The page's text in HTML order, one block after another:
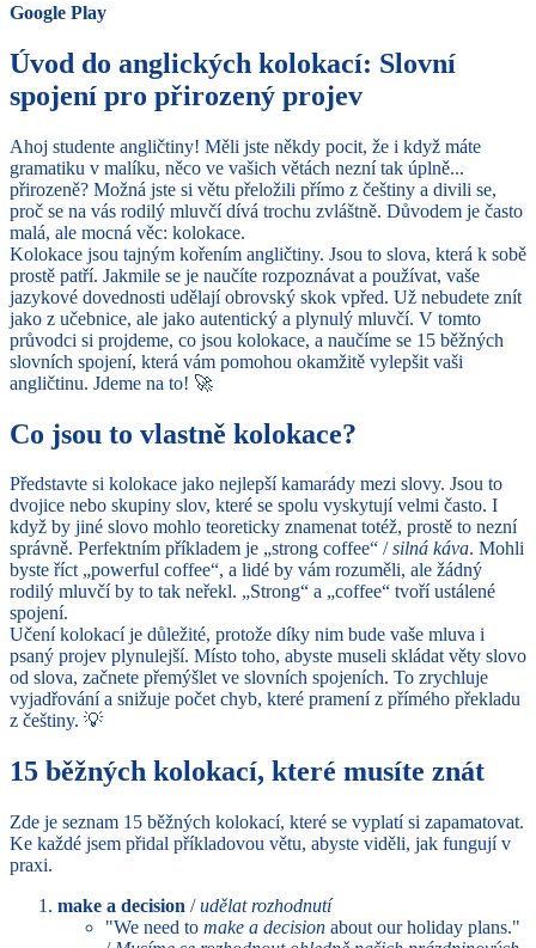
Google Play
Úvod do anglických kolokací: Slovní
spojení pro přirozený projev
Ahoj studente angličtiny! Měli jste někdy pocit, že i když máte
gramatiku v malíku, něco ve vašich větách nezní tak úplně...
přirozeně? Možná jste si větu přeložili přímo z češtiny a divili se,
proč se na vás rodilý mluvčí dívá trochu zvláštně. Důvodem je často
malá, ale mocná věc: kolokace.
Kolokace jsou tajným kořením angličtiny. Jsou to slova, která k sobě
prostě patří. Jakmile se je naučíte rozpoznávat a používat, vaše
jazykové dovednosti udělají obrovský skok vpřed. Už nebudete znít
jako z učebnice, ale jako autentický a plynulý mluvčí. V tomto
průvodci si projdeme, co jsou kolokace, a naučíme se 15 běžných
slovních spojení, která vám pomohou okamžitě vylepšit vaši
angličtinu. Jdeme na to! 🚀
Co jsou to vlastně kolokace?
Představte si kolokace jako nejlepší kamarády mezi slovy. Jsou to
dvojice nebo skupiny slov, které se spolu vyskytují velmi často. I
když by jiné slovo mohlo teoreticky znamenat totéž, prostě to nezní
správně. Perfektním příkladem je „strong coffee“ /silná káva. Mohli
byste říct „powerful coffee“, a lidé by vám rozuměli, ale žádný
rodilý mluvčí by to tak neřekl. „Strong“ a „coffee“ tvoří ustálené
spojení.
Učení kolokací je důležité, protože díky nim bude vaše mluva i
psaný projev plynulejší. Místo toho, abyste museli skládat věty slovo
od slova, začnete přemýšlet ve slovních spojeních. To zrychluje
vyjadřování a snižuje počet chyb, které pramení z přímého překladu
z češtiny. 💡
15 běžných kolokací, které musíte znát
Zde je seznam 15 běžných kolokací, které se vyplatí si zapamatovat.
Ke každé jsem přidal příkladovou větu, abyste viděli, jak fungují v
praxi.
make a decision /udělat rozhodnutí
"We need to make a decision about our holiday plans."